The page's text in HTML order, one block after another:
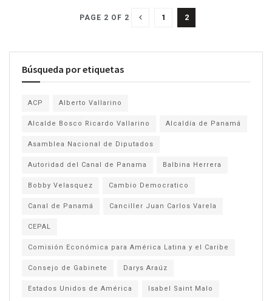
PAGE 2 OF 2 1 2
Búsqueda por etiquetas
ACP Alberto Vallarino
Alcalde Bosco Ricardo Vallarino Alcaldía de Panamá
Asamblea Nacional de Diputados
Autoridad del Canal de Panama Balbina Herrera
Bobby Velasquez Cambio Democratico
Canal de Panamá Canciller Juan Carlos Varela
CEPAL
Comisión Económica para América Latina y el Caribe
Consejo de Gabinete Darys Araúz
Estados Unidos de América Isabel Saint Malo